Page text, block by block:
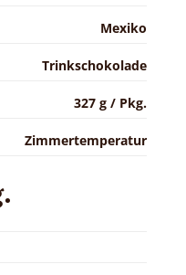
Mexiko
Trinkschokolade
327 g / Pkg.
Zimmertemperatur